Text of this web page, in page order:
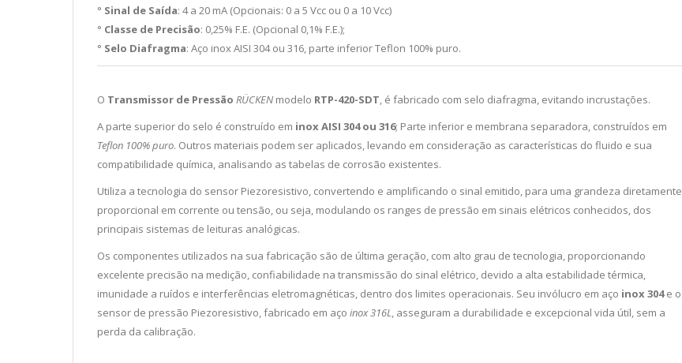
° Sinal de Saída: 4 a 20 mA (Opcionais: 0 a 5 Vcc ou 0 a 10 Vcc)
° Classe de Precisão: 0,25% F.E. (Opcional 0,1% F.E.);
° Selo Diafragma: Aço inox AISI 304 ou 316, parte inferior Teflon 100% puro.
O Transmissor de Pressão RÜCKEN modelo RTP-420-SDT, é fabricado com selo diafragma, evitando incrustações.
A parte superior do selo é construído em inox AISI 304 ou 316; Parte inferior e membrana separadora, construídos em
Teflon 100% puro. Outros materiais podem ser aplicados, levando em consideração as características do fluido e sua
compatibilidade química, analisando as tabelas de corrosão existentes.
Utiliza a tecnologia do sensor Piezoresistivo, convertendo e amplificando o sinal emitido, para uma grandeza diretamente
proporcional em corrente ou tensão, ou seja, modulando os ranges de pressão em sinais elétricos conhecidos, dos
principais sistemas de leituras analógicas.
Os componentes utilizados na sua fabricação são de última geração, com alto grau de tecnologia, proporcionando
excelente precisão na medição, confiabilidade na transmissão do sinal elétrico, devido a alta estabilidade térmica,
imunidade a ruídos e interferências eletromagnéticas, dentro dos limites operacionais. Seu invólucro em aço inox 304e o
sensor de pressão Piezoresistivo, fabricado em aço inox 316L, asseguram a durabilidade e excepcional vida útil, sem a
perda da calibração.